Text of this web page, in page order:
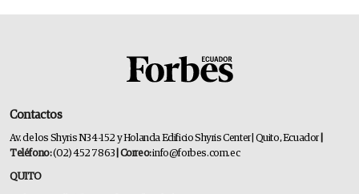
Contactos
Av. de los Shyris N34-152 y Holanda Edificio Shyris Center | Quito, Ecuador
Teléfono:(02) 452 7863 | Correo:info@forbes.com.ec
QUITO